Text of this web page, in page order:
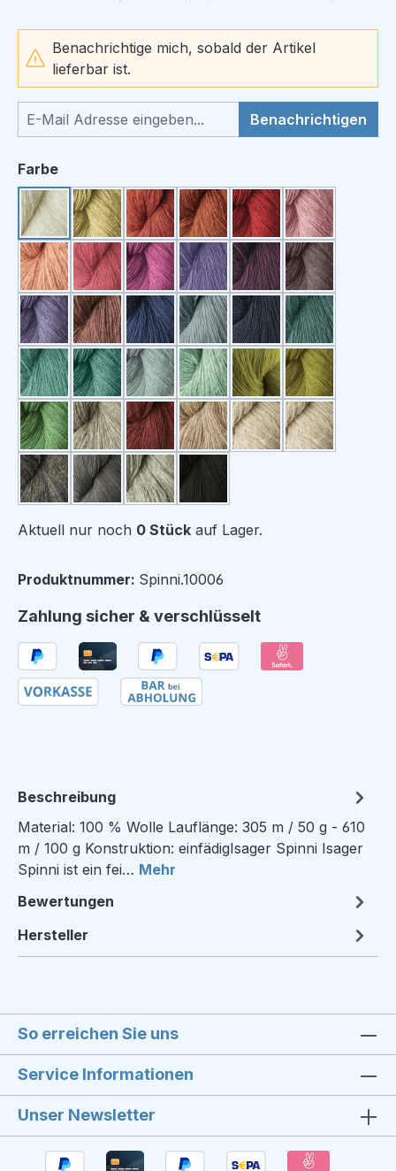
Benachrichtige mich, sobald der Artikel
lieferbar ist.
Benachrichtigen
Farbeauswählen
0 weiß 29s blassgelb28s orangerot
1s kupferrot32s dunkelrot
27s rosa
39s lachsrosa
19 pink 17s beere25 lila 55 violett60s lilagrau
25s dunkellila52s braunlila
54 blau42 taubenblau100 dunkelblau
16 petrol
26 helltürkis26s türkis10s hellgraublau
46s blassgrün
40 gelbgrün15s hellgrün
56s laubgrün13s graubraun33s rostbraun
7s braun6 beige 6s beige
4s anthrazit23s grau3s grau 30 schwarz
Aktuell nur noch 0 Stück auf Lager.
Produktnummer: Spinni.10006
Zahlung sicher & verschlüsselt
Beschreibung
Material: 100 % Wolle Lauflänge: 305 m / 50 g - 610
m / 100 g Konstruktion: einfädigIsager Spinni Isager
Spinni ist ein fei… Mehr
Bewertungen
Hersteller
So erreichen Sie uns
Service Informationen
Unser Newsletter